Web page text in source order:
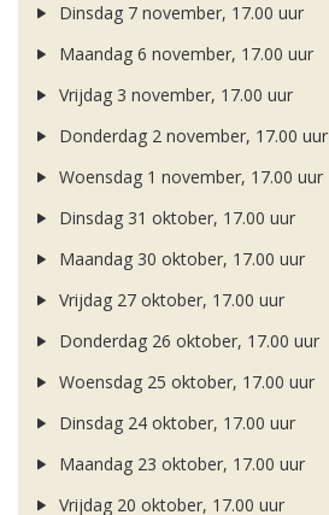
Dinsdag 7 november, 17.00 uur
Maandag 6 november, 17.00 uur
Vrijdag 3 november, 17.00 uur
Donderdag 2 november, 17.00 uur
Woensdag 1 november, 17.00 uur
Dinsdag 31 oktober, 17.00 uur
Maandag 30 oktober, 17.00 uur
Vrijdag 27 oktober, 17.00 uur
Donderdag 26 oktober, 17.00 uur
Woensdag 25 oktober, 17.00 uur
Dinsdag 24 oktober, 17.00 uur
Maandag 23 oktober, 17.00 uur
Vrijdag 20 oktober, 17.00 uur